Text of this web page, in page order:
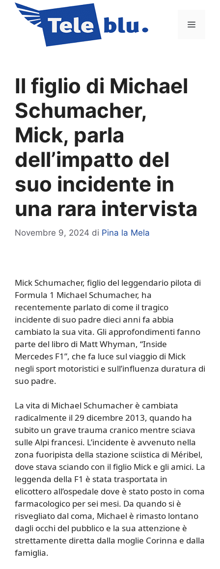
contenuto
Menu
Il figlio di Michael
Schumacher,
Mick, parla
dell’impatto del
suo incidente in
una rara intervista
Novembre 9, 2024 di Pina la Mela
Mick Schumacher, figlio del leggendario pilota di
Formula 1 Michael Schumacher, ha
recentemente parlato di come il tragico
incidente di suo padre dieci anni fa abbia
cambiato la sua vita. Gli approfondimenti fanno
parte del libro di Matt Whyman, “Inside
Mercedes F1”, che fa luce sul viaggio di Mick
negli sport motoristici e sull’influenza duratura di
suo padre.
La vita di Michael Schumacher è cambiata
radicalmente il 29 dicembre 2013, quando ha
subito un grave trauma cranico mentre sciava
sulle Alpi francesi. L’incidente è avvenuto nella
zona fuoripista della stazione sciistica di Méribel,
dove stava sciando con il figlio Mick e gli amici. La
leggenda della F1 è stata trasportata in
elicottero all’ospedale dove è stato posto in coma
farmacologico per sei mesi. Da quando si è
risvegliato dal coma, Michael è rimasto lontano
dagli occhi del pubblico e la sua attenzione è
strettamente diretta dalla moglie Corinna e dalla
famiglia.